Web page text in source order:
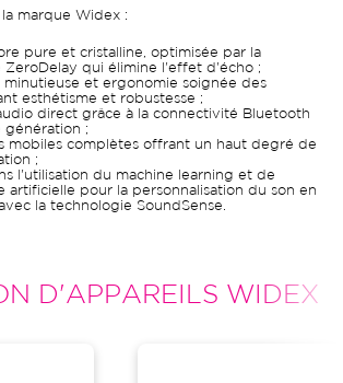
la marque Widex :
pure et cristalline, optimisée par la
ZeroDelay qui élimine l'effet d'écho ;
minutieuse et ergonomie soignée des
esthétisme et robustesse ;
direct grâce à la connectivité Bluetooth
génération ;
mobiles complètes offrant un haut degré de
;
l'utilisation du machine learning et de
artificielle pour la personnalisation du son en
la technologie SoundSense.
D'APPAREILS WIDEX